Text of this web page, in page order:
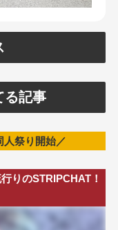
る記事
人祭り開始／
りのSTRIPCHAT！